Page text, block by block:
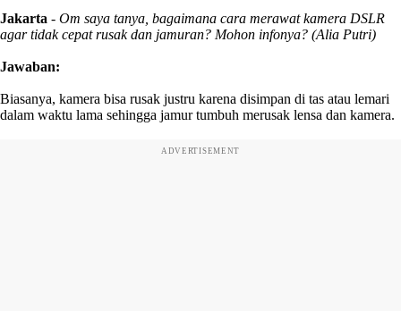
Jakarta - Om saya tanya, bagaimana cara merawat kamera DSLR
agar tidak cepat rusak dan jamuran? Mohon infonya? (Alia Putri)
Jawaban:
Biasanya, kamera bisa rusak justru karena disimpan di tas atau lemari
dalam waktu lama sehingga jamur tumbuh merusak lensa dan kamera.
ADVERTISEMENT